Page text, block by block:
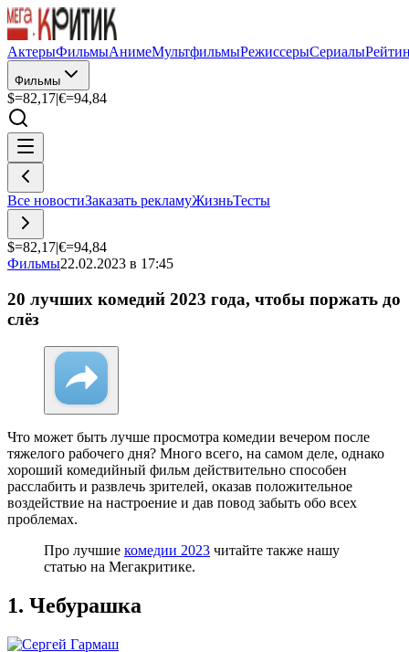
АктерыФильмыАнимеМультфильмыРежиссерыСериалы
Фильмы
$=82,17|€=94,84
Все новостиЗаказать рекламуЖизньТесты
$=82,17|€=94,84
Фильмы22.02.2023 в 17:45
20 лучших комедий 2023 года, чтобы поржать до
слёз
Что может быть лучше просмотра комедии вечером после
тяжелого рабочего дня? Много всего, на самом деле, однако
хороший комедийный фильм действительно способен
расслабить и развлечь зрителей, оказав положительное
воздействие на настроение и дав повод забыть обо всех
проблемах.
Про лучшие комедии 2023 читайте также нашу
статью на Мегакритике.
1. Чебурашка